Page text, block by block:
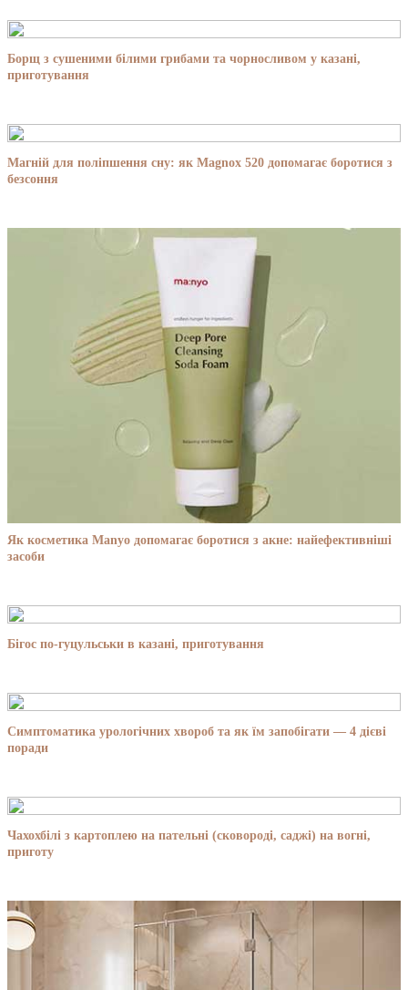
Борщ з сушеними білими грибами та чорносливом у казані,
приготування
Магній для поліпшення сну: як Magnox 520 допомагає боротися з
безсоння
Як косметика Manyo допомагає боротися з акне: найефективніші
засоби
Бігос по-гуцульськи в казані, приготування
Симптоматика урологічних хвороб та як їм запобігати — 4 дієві
поради
Чахохбілі з картоплею на пательні (сковороді, саджі) на вогні,
приготу